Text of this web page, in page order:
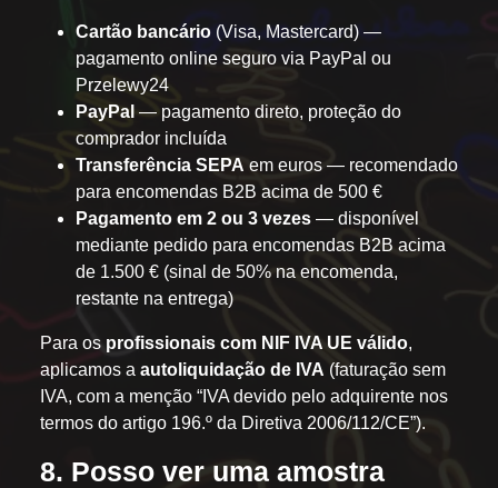
Cartão bancário (Visa, Mastercard) —
pagamento online seguro via PayPal ou
Przelewy24
PayPal — pagamento direto, proteção do
comprador incluída
Transferência SEPA em euros — recomendado
para encomendas B2B acima de 500 €
Pagamento em 2 ou 3 vezes — disponível
mediante pedido para encomendas B2B acima
de 1.500 € (sinal de 50% na encomenda,
restante na entrega)
Para os profissionais com NIF IVA UE válido,
aplicamos a autoliquidação de IVA (faturação sem
IVA, com a menção “IVA devido pelo adquirente nos
termos do artigo 196.º da Diretiva 2006/112/CE”).
8. Posso ver uma amostra